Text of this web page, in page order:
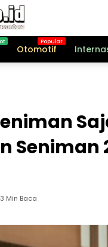
Otomotif
Seniman
3 Min Baca